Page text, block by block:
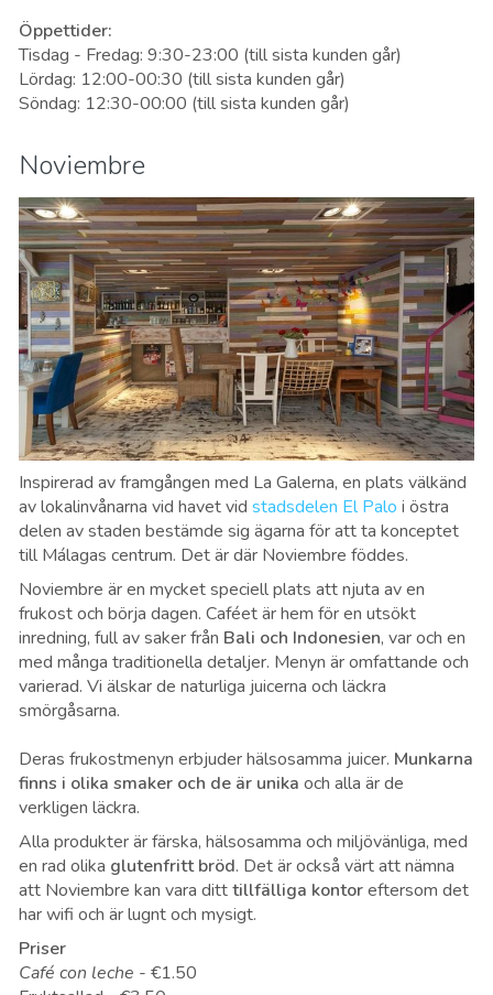
Öppettider:
Tisdag - Fredag: 9:30-23:00 (till sista kunden går)
Lördag: 12:00-00:30 (till sista kunden går)
Söndag: 12:30-00:00 (till sista kunden går)
Noviembre
Inspirerad av framgången med La Galerna, en plats välkänd
av lokalinvånarna vid havet vid stadsdelen El Palo i östra
delen av staden bestämde sig ägarna för att ta konceptet
till Málagas centrum. Det är där Noviembre föddes.
Noviembre är en mycket speciell plats att njuta av en
frukost och börja dagen. Caféet är hem för en utsökt
inredning, full av saker från Bali och Indonesien, var och en
med många traditionella detaljer. Menyn är omfattande och
varierad. Vi älskar de naturliga juicerna och läckra
smörgåsarna.
Deras frukostmenyn erbjuder hälsosamma juicer. Munkarna
finns i olika smaker och de är unika och alla är de
verkligen läckra.
Alla produkter är färska, hälsosamma och miljövänliga, med
en rad olika glutenfritt bröd. Det är också värt att nämna
att Noviembre kan vara ditttillfälliga kontoreftersom det
har wifi och är lugnt och mysigt.
Priser
Café con leche - €1.50